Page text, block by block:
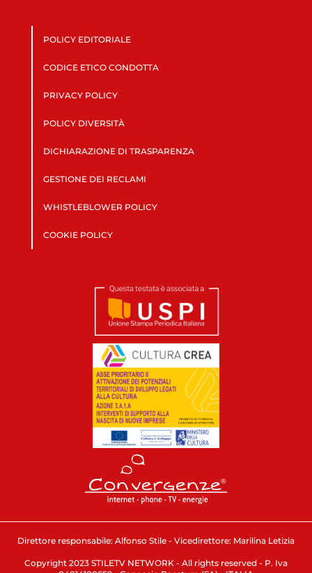
POLICY EDITORIALE
CODICE ETICO CONDOTTA
PRIVACY POLICY
POLICY DIVERSITÀ
DICHIARAZIONE DI TRASPARENZA
GESTIONE DEI RECLAMI
WHISTLEBLOWER POLICY
COOKIE POLICY
Direttore responsabile: Alfonso Stile - Vicedirettore: Marilina Letizia
Copyright 2023 STILETV NETWORK - All rights reserved - P. Iva